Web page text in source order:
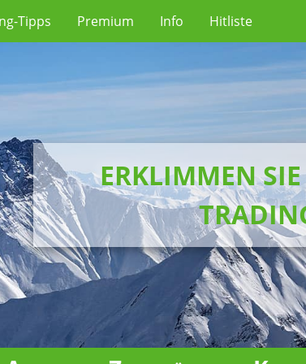
Tipps Premium Info Hitliste
ERKLIMMEN